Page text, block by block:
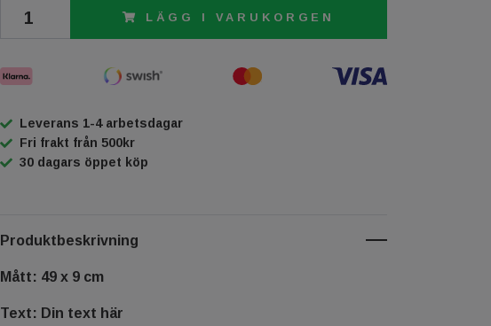
LÄGG I VARUKORGEN
Leverans 1-4 arbetsdagar
Fri frakt från 500kr
30 dagars öppet köp
Produktbeskrivning
Mått: 49 x 9 cm
Text: Din text här